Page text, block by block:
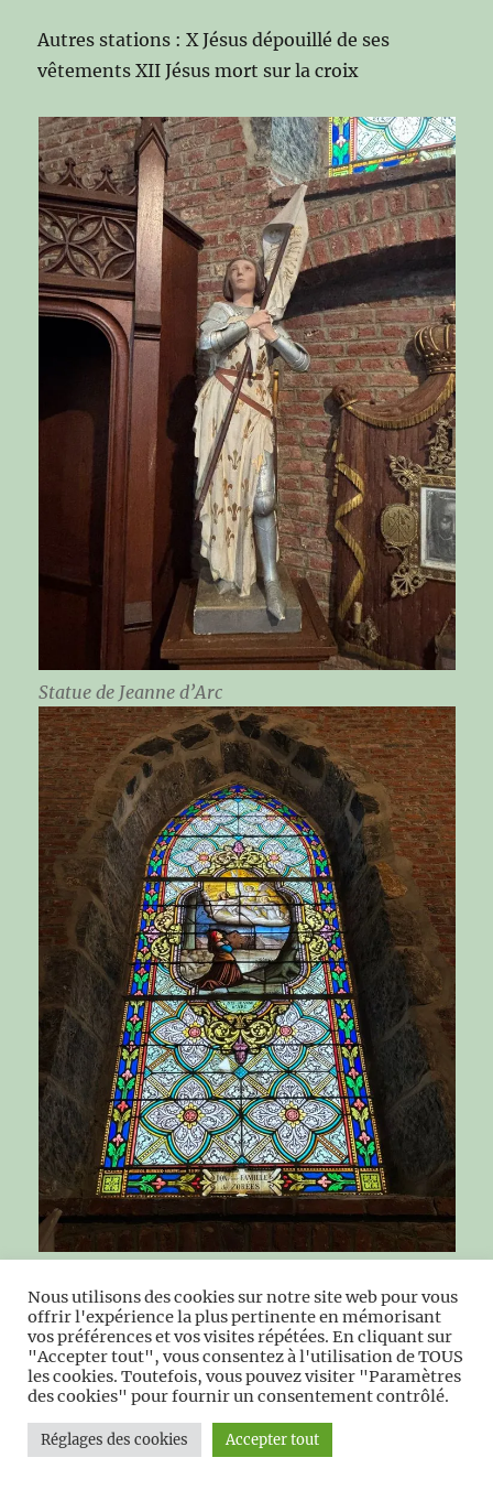
Autres stations : X Jésus dépouillé de ses
vêtements XII Jésus mort sur la croix
Statue de Jeanne d’Arc
Zorées)
Nous utilisons des cookies sur notre site web pour vous
offrir l'expérience la plus pertinente en mémorisant
vos préférences et vos visites répétées. En cliquant sur
"Accepter tout", vous consentez à l'utilisation de TOUS
les cookies. Toutefois, vous pouvez visiter "Paramètres
des cookies" pour fournir un consentement contrôlé.
Réglages des cookies Accepter tout